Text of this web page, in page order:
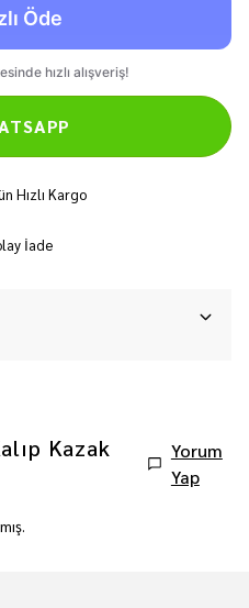
Hızlı Kargo
İade
Kazak
Yorum
Yap